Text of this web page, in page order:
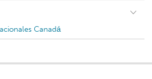
Canadá